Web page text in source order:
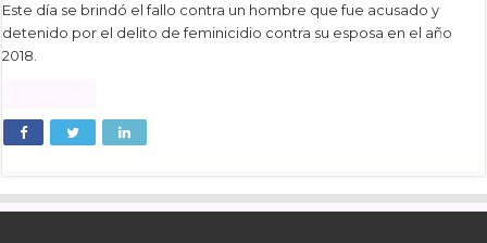
Este día se brindó el fallo contra un hombre que fue acusado y
detenido por el delito de feminicidio contra su esposa en el año
2018.